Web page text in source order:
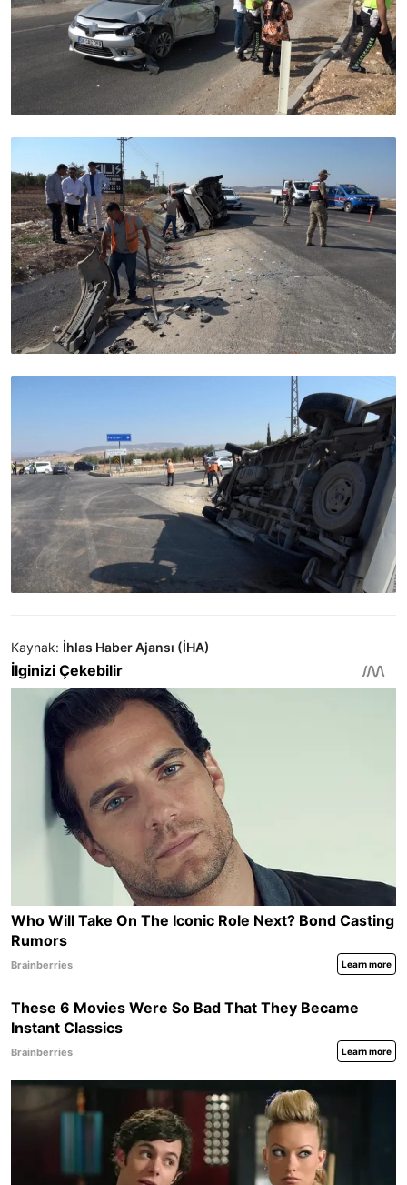
Kaynak: İhlas Haber Ajansı (İHA)